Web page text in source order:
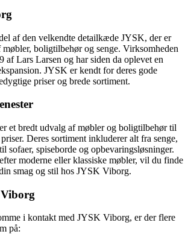
af den velkendte detailkæde JYSK, der er
møbler, boligtilbehør og senge. Virksomheden
af Lars Larsen og har siden da oplevet en
JYSK er kendt for deres gode
priser og brede sortiment.
et bredt udvalg af møbler og boligtilbehør til
Deres sortiment inkluderer alt fra senge,
sofaer, spiseborde og opbevaringsløsninger.
moderne eller klassiske møbler, vil du finde
smag og stil hos JYSK Viborg.
i kontakt med JYSK Viborg, er der flere
på: